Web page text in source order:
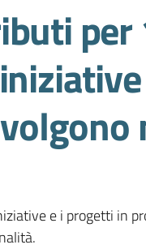
e i progetti in